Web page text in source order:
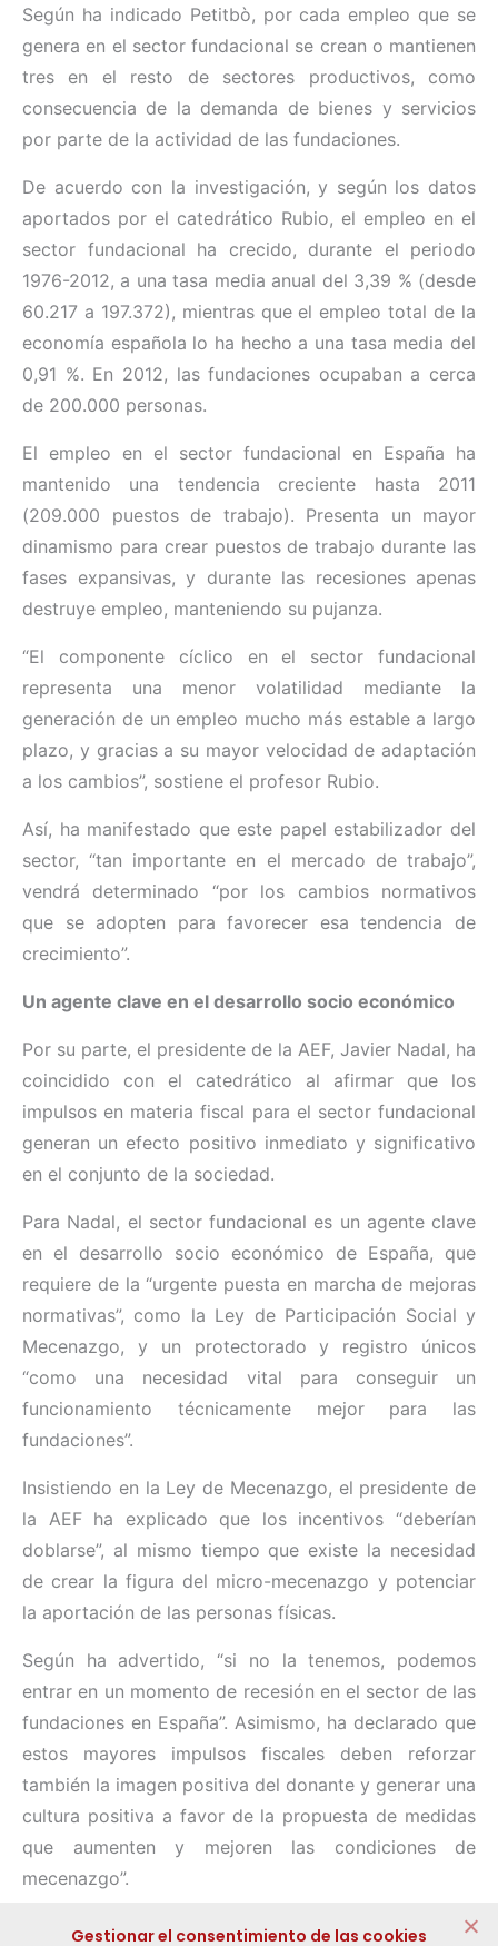
Según ha indicado Petitbò, por cada empleo que se
genera en el sector fundacional se crean o mantienen
tres en el resto de sectores productivos, como
consecuencia de la demanda de bienes y servicios
por parte de la actividad de las fundaciones.
De acuerdo con la investigación, y según los datos
aportados por el catedrático Rubio, el empleo en el
sector fundacional ha crecido, durante el periodo
1976-2012, a una tasa media anual del 3,39 % (desde
60.217 a 197.372), mientras que el empleo total de la
economía española lo ha hecho a una tasa media del
0,91 %. En 2012, las fundaciones ocupaban a cerca
de 200.000 personas.
El empleo en el sector fundacional en España ha
mantenido una tendencia creciente hasta 2011
(209.000 puestos de trabajo). Presenta un mayor
dinamismo para crear puestos de trabajo durante las
fases expansivas, y durante las recesiones apenas
destruye empleo, manteniendo su pujanza.
“El componente cíclico en el sector fundacional
representa una menor volatilidad mediante la
generación de un empleo mucho más estable a largo
plazo, y gracias a su mayor velocidad de adaptación
a los cambios”, sostiene el profesor Rubio.
Así, ha manifestado que este papel estabilizador del
sector, “tan importante en el mercado de trabajo”,
vendrá determinado “por los cambios normativos
que se adopten para favorecer esa tendencia de
crecimiento”.
Un agente clave en el desarrollo socio económico
Por su parte, el presidente de la AEF, Javier Nadal, ha
coincidido con el catedrático al afirmar que los
impulsos en materia fiscal para el sector fundacional
generan un efecto positivo inmediato y significativo
en el conjunto de la sociedad.
Para Nadal, el sector fundacional es un agente clave
en el desarrollo socio económico de España, que
requiere de la “urgente puesta en marcha de mejoras
normativas”, como la Ley de Participación Social y
Mecenazgo, y un protectorado y registro únicos
“como una necesidad vital para conseguir un
funcionamiento técnicamente mejor para las
fundaciones”.
Insistiendo en la Ley de Mecenazgo, el presidente de
la AEF ha explicado que los incentivos “deberían
doblarse”, al mismo tiempo que existe la necesidad
de crear la figura del micro-mecenazgo y potenciar
la aportación de las personas físicas.
Según ha advertido, “si no la tenemos, podemos
entrar en un momento de recesión en el sector de las
fundaciones en España”. Asimismo, ha declarado que
estos mayores impulsos fiscales deben reforzar
también la imagen positiva del donante y generar una
cultura positiva a favor de la propuesta de medidas
que aumenten y mejoren las condiciones de
mecenazgo”.
Gestionar el consentimiento de las cookies